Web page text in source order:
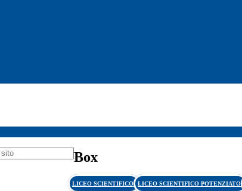
Box
LICEO SCIENTIFICO LICEO SCIENTIFICO POTENZIATO